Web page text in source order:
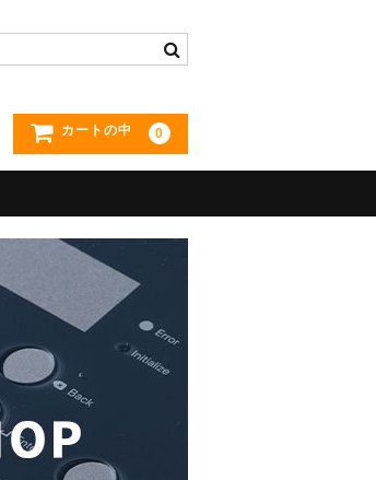
カートの中 0